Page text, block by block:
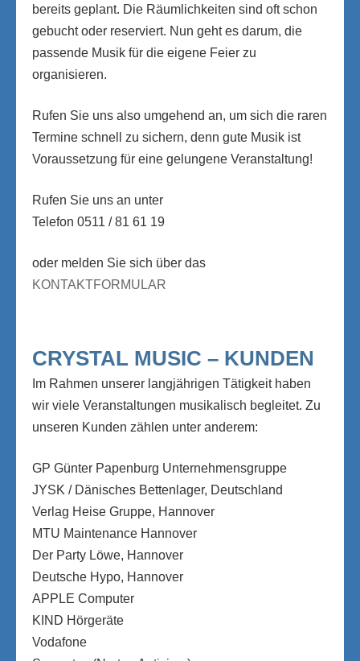
bereits geplant. Die Räumlichkeiten sind oft schon
gebucht oder reserviert. Nun geht es darum, die
passende Musik für die eigene Feier zu
organisieren.
Rufen Sie uns also umgehend an, um sich die raren
Termine schnell zu sichern, denn gute Musik ist
Voraussetzung für eine gelungene Veranstaltung!
Rufen Sie uns an unter
Telefon 0511 / 81 61 19
oder melden Sie sich über das
KONTAKTFORMULAR
CRYSTAL MUSIC – KUNDEN
Im Rahmen unserer langjährigen Tätigkeit haben
wir viele Veranstaltungen musikalisch begleitet. Zu
unseren Kunden zählen unter anderem:
GP Günter Papenburg Unternehmensgruppe
JYSK / Dänisches Bettenlager, Deutschland
Verlag Heise Gruppe, Hannover
MTU Maintenance Hannover
Der Party Löwe, Hannover
Deutsche Hypo, Hannover
APPLE Computer
KIND Hörgeräte
Vodafone